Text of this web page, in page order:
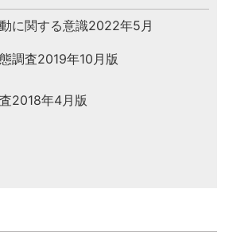
に関する意識2022年5月
調査2019年10月版
2018年4月版